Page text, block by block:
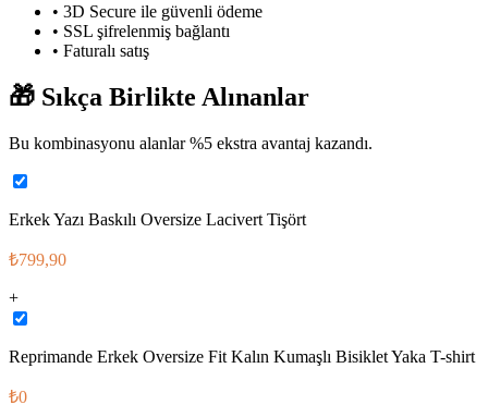
• 3D Secure ile güvenli ödeme
• SSL şifrelenmiş bağlantı
• Faturalı satış
🎁 Sıkça Birlikte Alınanlar
Bu kombinasyonu alanlar %5 ekstra avantaj kazandı.
Erkek Yazı Baskılı Oversize Lacivert Tişört
₺799,90
+
Reprimande Erkek Oversize Fit Kalın Kumaşlı Bisiklet Yaka T-shirt
₺0